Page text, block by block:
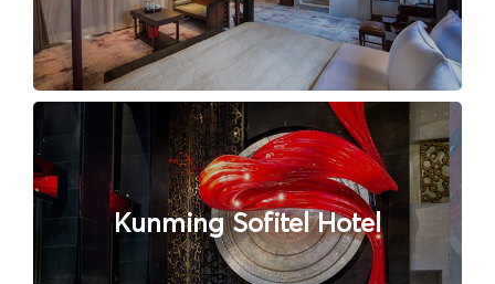
Kunming Sofitel Hotel